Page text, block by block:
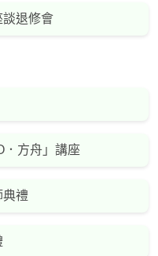
談退修會
．方舟」講座
典禮